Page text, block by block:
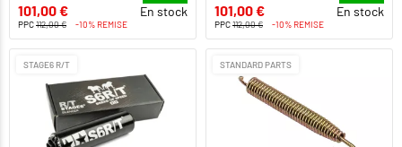
101,00 € En stock
PPC112,00 € -10% REMISE
101,00 € En stock
PPC112,00 € -10% REMISE
STAGE6 R/T STANDARD PARTS